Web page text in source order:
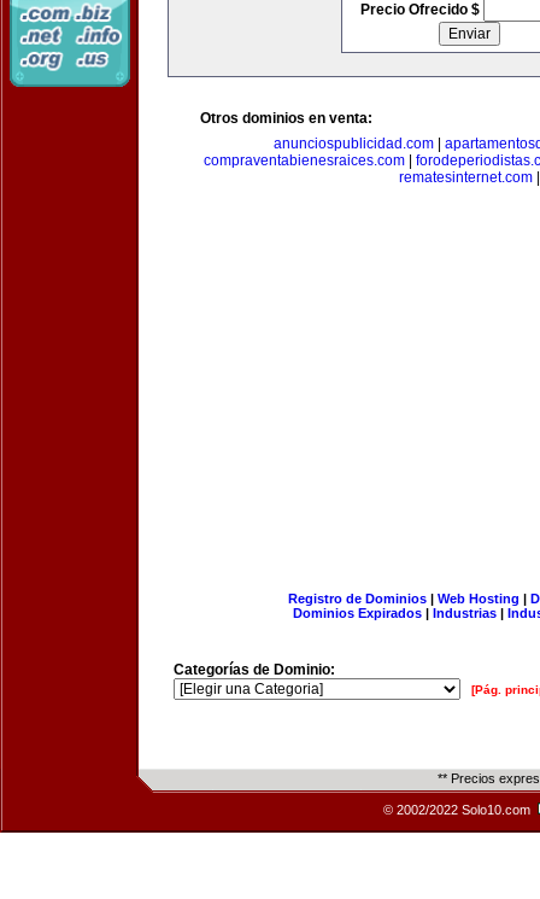
Precio Ofrecido $
Otros dominios en venta:
anunciospublicidad.com|
compraventabienesraices.com
rematesinternet.com|
Registro de Dominios| Web Hosting |
Dominios Expirados | Industrias |
Categorías de Dominio:
[Pág.
** Precios
© 2002/2022 Solo10.com